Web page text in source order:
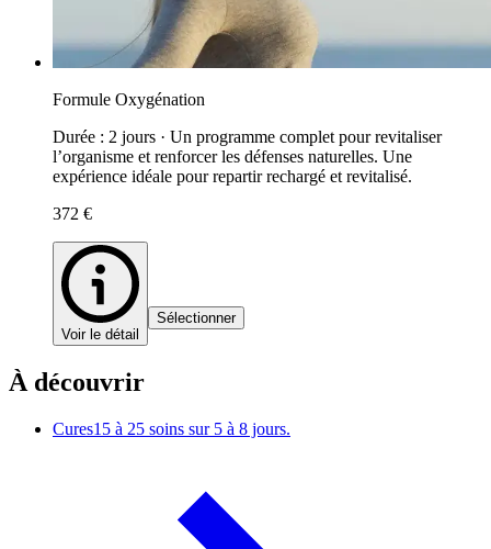
Formule Oxygénation
Durée : 2 jours · Un programme complet pour revitaliser
l’organisme et renforcer les défenses naturelles. Une
expérience idéale pour repartir rechargé et revitalisé.
372 €
Voir le détail
Sélectionner
À découvrir
Cures15 à 25 soins sur 5 à 8 jours.